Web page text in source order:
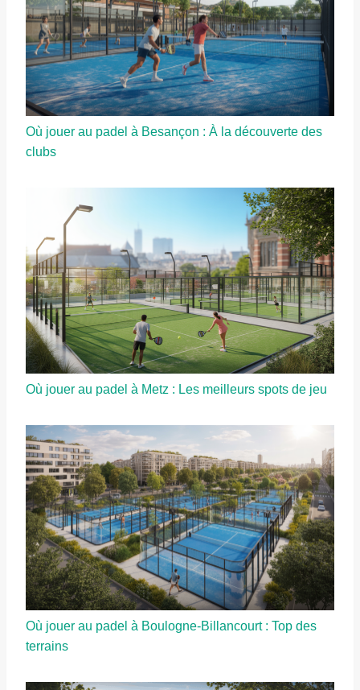
Où jouer au padel à Besançon : À la découverte des
clubs
Où jouer au padel à Metz : Les meilleurs spots de jeu
Où jouer au padel à Boulogne-Billancourt : Top des
terrains